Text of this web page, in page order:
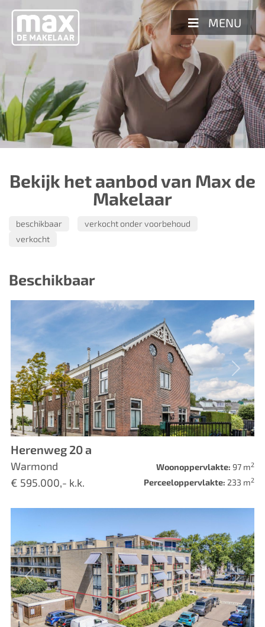
naar
MENU
Bekijk het aanbod van Max de
Makelaar
beschikbaar
verkocht onder voorbehoud
verkocht
Beschikbaar
Vorige
Herenweg 20 a
Warmond
€ 595.000,- k.k.
Woonoppervlakte: 97 m2
Perceeloppervlakte: 233 m2
Vorige